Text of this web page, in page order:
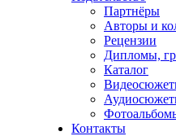
Партнёры
Авторы и
Рецензии
Дипломы,
Каталог
Контакты